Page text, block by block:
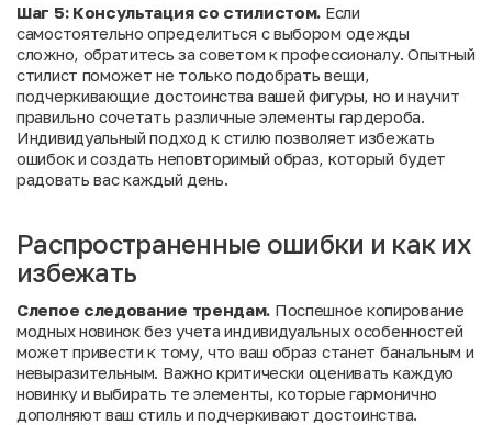
Шаг 5: Консультация со стилистом. Если
самостоятельно определиться с выбором одежды
сложно, обратитесь за советом к профессионалу. Опытный
стилист поможет не только подобрать вещи,
подчеркивающие достоинства вашей фигуры, но и научит
правильно сочетать различные элементы гардероба.
Индивидуальный подход к стилю позволяет избежать
ошибок и создать неповторимый образ, который будет
радовать вас каждый день.
Распространенные ошибки и как их
избежать
Слепое следование трендам. Поспешное копирование
модных новинок без учета индивидуальных особенностей
может привести к тому, что ваш образ станет банальным и
невыразительным. Важно критически оценивать каждую
новинку и выбирать те элементы, которые гармонично
дополняют ваш стиль и подчеркивают достоинства.